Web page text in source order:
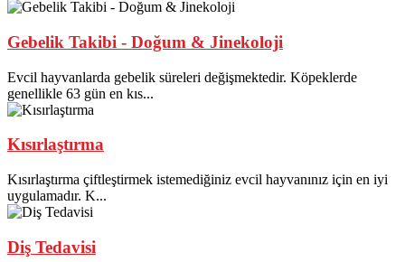
Gebelik Takibi - Doğum & Jinekoloji
Evcil hayvanlarda gebelik süreleri değişmektedir. Köpeklerde
genellikle 63 gün en kıs...
Kısırlaştırma
Kısırlaştırma çiftleştirmek istemediğiniz evcil hayvanınız için en iyi
uygulamadır. K...
Diş Tedavisi